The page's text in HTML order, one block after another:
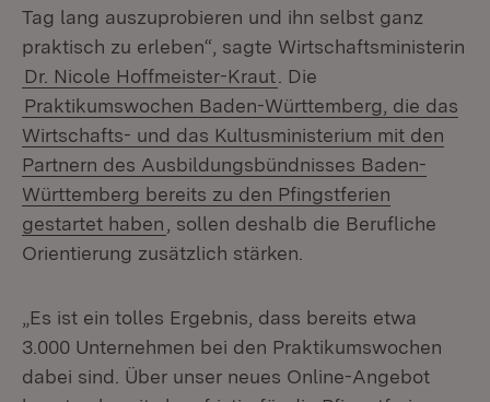
Tag lang auszuprobieren und ihn selbst ganz
praktisch zu erleben“, sagte Wirtschaftsministerin
Dr. Nicole Hoffmeister-Kraut . Die
Praktikumswochen Baden-Württemberg, die das
Wirtschafts- und das Kultusministerium mit den
Partnern des Ausbildungsbündnisses Baden-
Württemberg bereits zu den Pfingstferien
gestartet haben
, sollen deshalb die Berufliche
Orientierung zusätzlich stärken.
„Es ist ein tolles Ergebnis, dass bereits etwa
3.000 Unternehmen bei den Praktikumswochen
dabei sind. Über unser neues Online-Angebot